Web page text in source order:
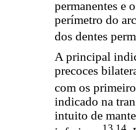
permanentes e
perímetro do
dos dentes
A principal
precoces
com os
indicado na
intuito de
13,14